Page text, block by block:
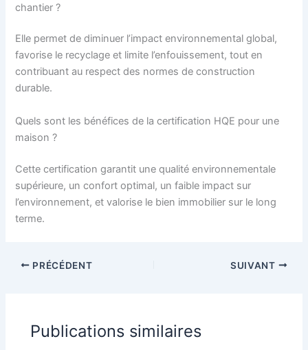
chantier ?
Elle permet de diminuer l’impact environnemental global,
favorise le recyclage et limite l’enfouissement, tout en
contribuant au respect des normes de construction
durable.
Quels sont les bénéfices de la certification HQE pour une
maison ?
Cette certification garantit une qualité environnementale
supérieure, un confort optimal, un faible impact sur
l’environnement, et valorise le bien immobilier sur le long
terme.
PRÉCÉDENT SUIVANT
Publications similaires